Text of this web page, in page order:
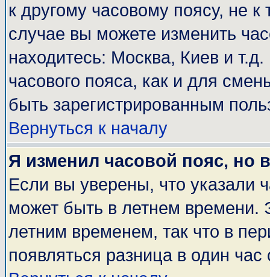
к другому часовому поясу, не
случае вы можете изменить
находитесь: Москва, Киев и
часового пояса, как и для
быть зарегистрированным
Вернуться к началу
Я изменил часовой пояс, но
Если вы уверены, что указали
может быть в летнем времени.
летним временем, так что в
появляться разница в один